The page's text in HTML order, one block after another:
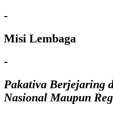
-
Misi Lembaga
-
Pakativa Berjejaring
Nasional Maupun